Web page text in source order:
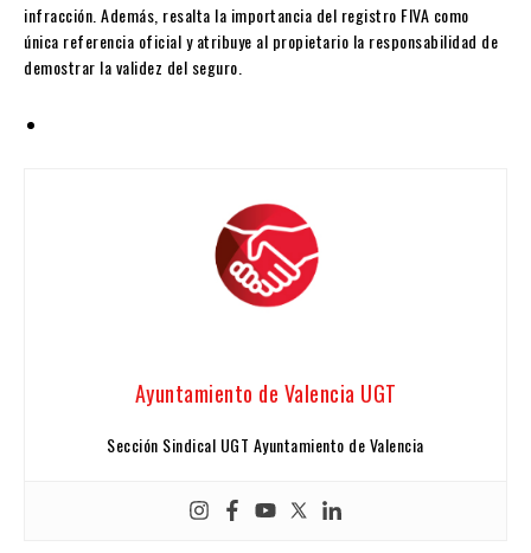
infracción. Además, resalta la importancia del registro FIVA como
única referencia oficial y atribuye al propietario la responsabilidad de
demostrar la validez del seguro.
Ayuntamiento de Valencia UGT
Sección Sindical UGT Ayuntamiento de Valencia